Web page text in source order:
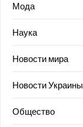
Мода
Наука
Новости мира
Новости Украины
Общество